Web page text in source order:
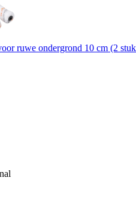
ruwe ondergrond 10 cm (2